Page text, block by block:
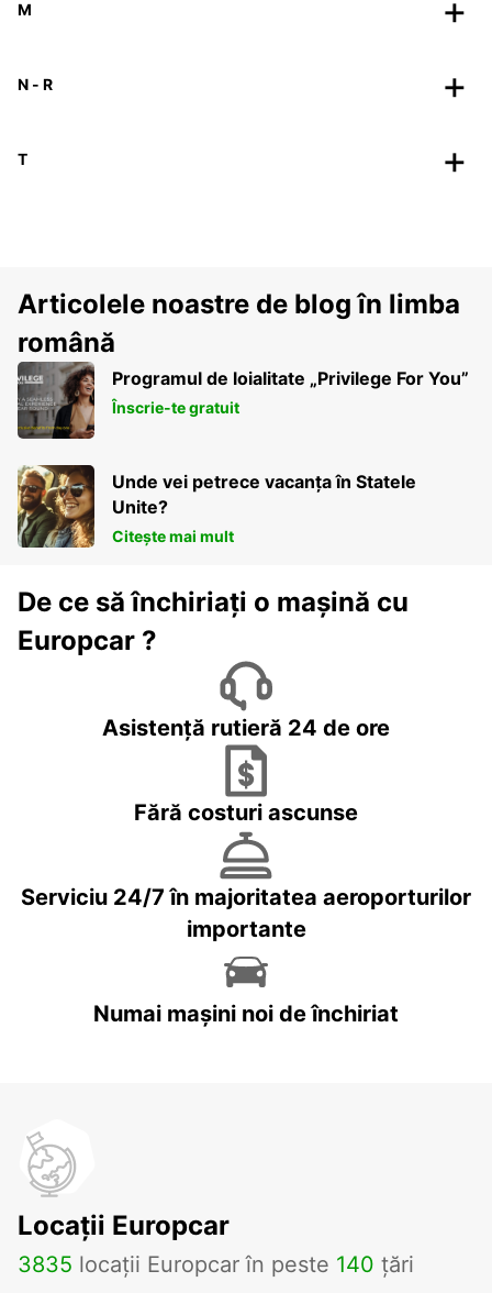
M
N - R
T
Articolele noastre de blog în limba
română
Programul de loialitate „Privilege For You”
Înscrie-te gratuit
Unde vei petrece vacanța în Statele
Unite?
Citește mai mult
De ce să închiriați o mașină cu
Europcar ?
Asistență rutieră 24 de ore
Fără costuri ascunse
Serviciu 24/7 în majoritatea aeroporturilor
importante
Numai mașini noi de închiriat
Locații Europcar
3835 locații Europcar în peste 140 țări